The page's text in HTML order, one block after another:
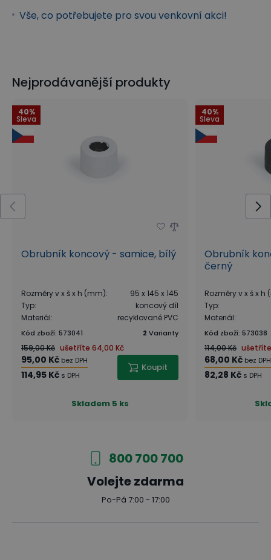
Vše, co potřebujete pro svou venkovní akci!
Nejprodávanější produkty
40%
Sleva
Obrubník koncový - samice, bílý
Rozměry v x š x h (mm):
95 x 145 x 145
Typ:
koncový díl
Materiál: recyklované PVC
Kód zboží: 573041 2 Varianty
159,00 Kč ušetříte 64,00 Kč
95,00 Kč bez DPH
114,95 Kč s DPH
Koupit
Skladem 5 ks
40%
Sleva
Obrubník
černý
Rozměry v x š x h
Typ:
Materiál:
Kód zboží: 573038
114,00 Kč ušetříte
68,00 Kč bez DPH
82,28 Kč s DPH
800 700 700
Volejte zdarma
Po-Pá 7:00 - 17:00